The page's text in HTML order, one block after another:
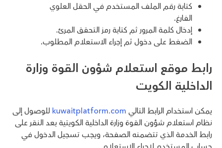
كتابة رقم الملف المستخدم في الحقل العلوي
الفارغ.
إدخال كلمة المرور ثم كتابة رمز التحقق المرئ.
الضغط على دخول ثم إجراء الاستعلام المطلوب.
رابط موقع استعلام شؤون القوة وزارة
الداخلية الكويت
يمكن استخدام الرابط التالي kuwaitplatform.com للوصول إلى
نظام استعلام شؤون القوة وزارة الداخلية الكويتية بعد النقر على
رابط الخدمة الذي تتضمنه الصفحة، ويجب تسجيل الدخول في